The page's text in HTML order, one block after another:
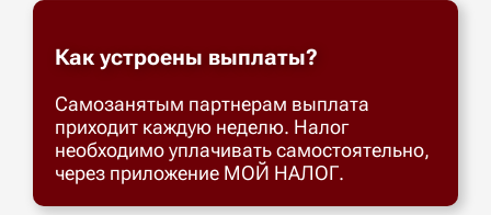
Как устроены выплаты?
Самозанятым партнерам выплата
приходит каждую неделю. Налог
необходимо уплачивать самостоятельно,
через приложение МОЙ НАЛОГ.